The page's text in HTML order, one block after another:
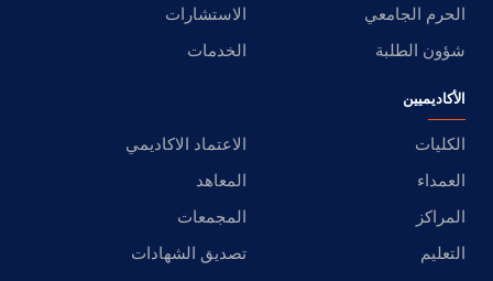
الحرم الجامعي
الاستشارات
شؤون الطلبة
الخدمات
الأكاديميين
الكليات
الاعتماد الاكاديمي
العمداء
المعاهد
المراكز
المجمعات
التعليم
تصديق الشهادات